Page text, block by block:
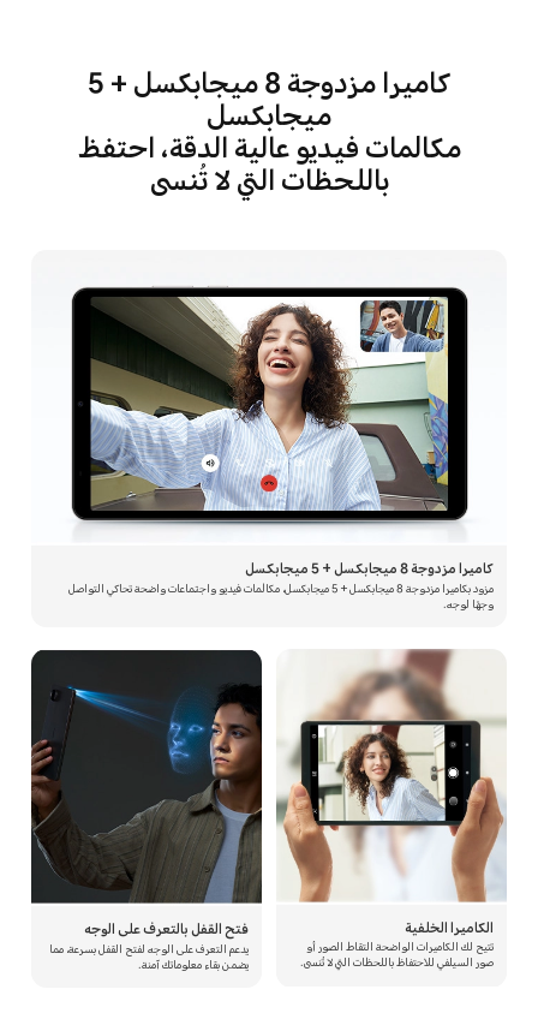
كاميرا مزدوجة 8 ميجابكسل + 5
ميجابكسل
مكالمات فيديو عالية الدقة، احتفظ
باللحظات التي لا تُنسى
كاميرا مزدوجة 8 ميجابكسل + 5 ميجابكسل
مزود بكاميرا مزدوجة 8 ميجابكسل + 5 ميجابكسل، مكالمات فيديو واجتماعات واضحة تحاكي التواصل
وجهًا لوجه.
الكاميرا الخلفية
تتيح لك الكاميرات الواضحة التقاط الصور أو
صور السيلفي للاحتفاظ باللحظات التي لا تُنسى.
فتح القفل بالتعرف على الوجه
يدعم التعرف على الوجه لفتح القفل بسرعة، مما
يضمن بقاء معلوماتك آمنة.